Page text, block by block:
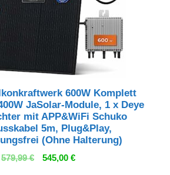
600W Komplett
JaSolar-Module, 1 x Deye
mit APP&WiFi Schuko
5m, Plug&Play,
(Ohne Halterung)
579,99€
Ursprünglicher
545,00 €Aktueller